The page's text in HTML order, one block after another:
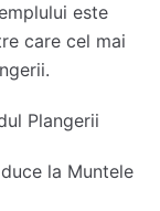
este
care cel mai
la Muntele